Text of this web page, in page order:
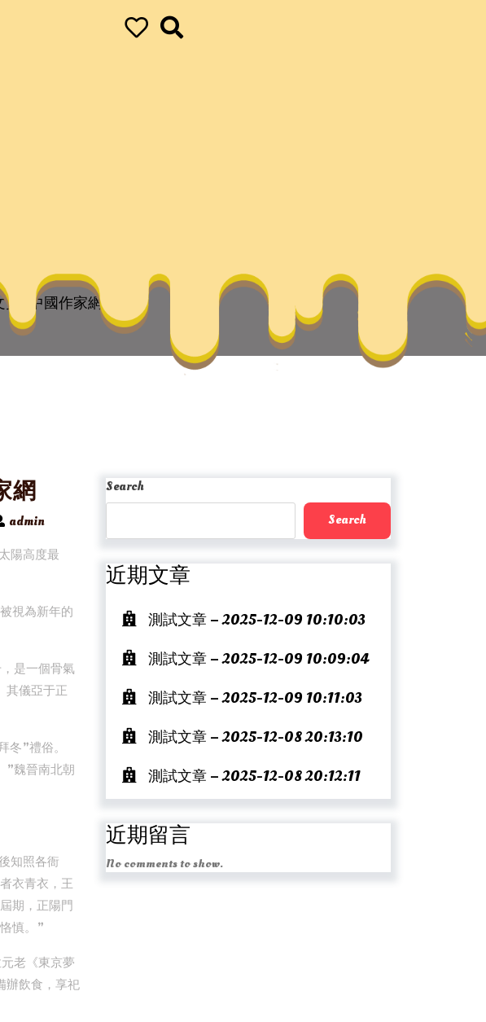
”–文史–中國作家網
blueprints of your ultimate achievements vapor
史–中國作家網
網
admin
陽高度最
視為新年的
是一個骨氣
其儀亞于正
”禮俗。
”魏晉南北朝
知照各衙
衣青衣，王
期，正陽門
慎。”
老《東京夢
辦飲食，享祀
Search
Search
近期文章
測試文章 – 2025-12-09 10:10:03
測試文章 – 2025-12-09 10:09:04
測試文章 – 2025-12-09 10:11:03
測試文章 – 2025-12-08 20:13:10
測試文章 – 2025-12-08 20:12:11
近期留言
No comments to show.